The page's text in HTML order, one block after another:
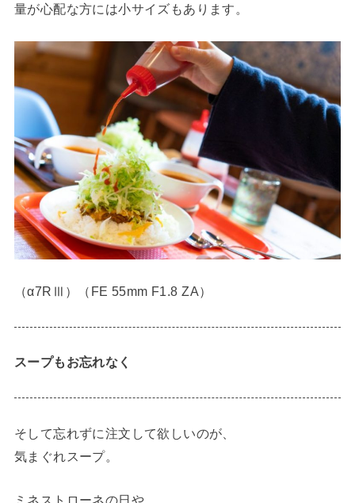
量が心配な方には小サイズもあります。
（α7RⅢ）（FE 55mm F1.8 ZA）
スープもお忘れなく
そして忘れずに注文して欲しいのが、
気まぐれスープ。
ミネストローネの日や、